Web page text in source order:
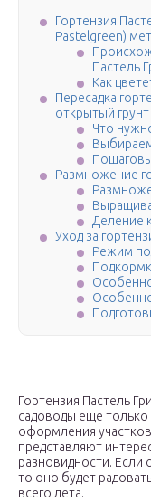
Гортензия
Pastelgreen)
Пастель
Как
Пересадка
открытый грунт
Что
Размножение
Деление
Уход за
Режим
Гортензия Пастель
садоводы еще только
оформления
представляют
разновидности. Если
то оно будет
всего лета.